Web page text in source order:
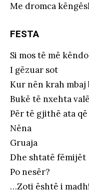
Me dromca
FESTA
Si mos të më
I gëzuar sot
Kur nën krah mbaj
Bukë të nxehta valë
Për të gjithë ata
Nëna
Gruaja
Dhe shtatë fëmijët
Po nesër?
…Zoti është i madh!